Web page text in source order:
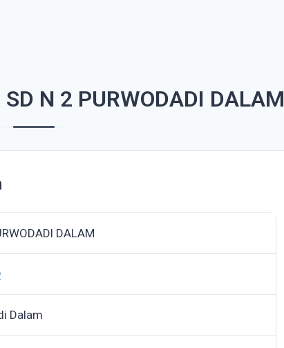
N 2 PURWODADI DALAM
DALAM
Dalam